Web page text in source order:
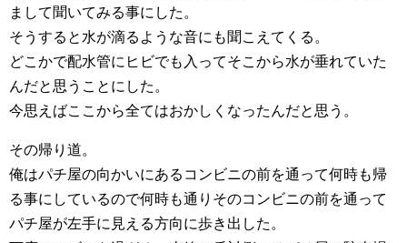
まして聞いてみる事にした。
そうすると水が滴るような音にも聞こえてくる。
どこかで配水管にヒビでも入ってそこから水が垂れていた
んだと思うことにした。
今思えばここから全てはおかしくなったんだと思う。
その帰り道。
俺はパチ屋の向かいにあるコンビニの前を通って何時も帰
る事にしているので何時も通りそのコンビニの前を通って
パチ屋が左手に見える方向に歩き出した。